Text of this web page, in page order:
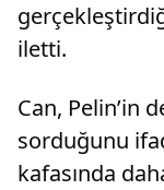
iletti.
Can, Pelin’in
sorduğunu
kafasında